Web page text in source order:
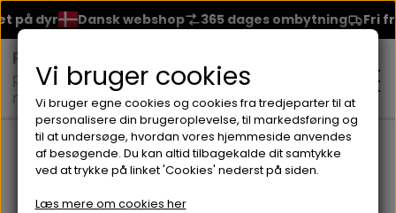
dyr Dansk webshop 365 dages ombytning Fri
MAKEUP
Forside Brands Lorvenn Hårprodukter SHAPE FINISH
Vi bruger cookies
Vi bruger egne cookies og cookies fra tredjeparter til at
personalisere din brugeroplevelse, til markedsføring og
til at undersøge, hvordan vores hjemmeside anvendes
af besøgende. Du kan altid tilbagekalde dit samtykke
ved at trykke på linket 'Cookies' nederst på siden.
Læs mere om cookies her